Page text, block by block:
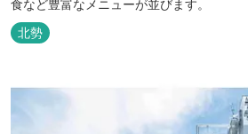
食など豊富なメニューが並びます。
北勢